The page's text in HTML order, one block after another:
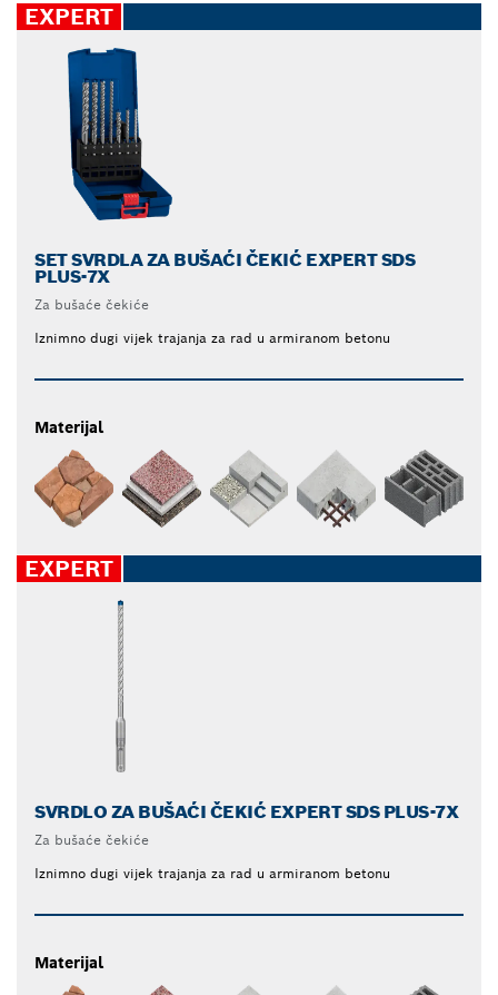
EXPERT
SET SVRDLA ZA BUŠAĆI ČEKIĆ EXPERT SDS
PLUS-7X
Za bušaće čekiće
Iznimno dugi vijek trajanja za rad u armiranom betonu
Materijal
EXPERT
SVRDLO ZA BUŠAĆI ČEKIĆ EXPERT SDS PLUS-7X
Za bušaće čekiće
Iznimno dugi vijek trajanja za rad u armiranom betonu
Materijal